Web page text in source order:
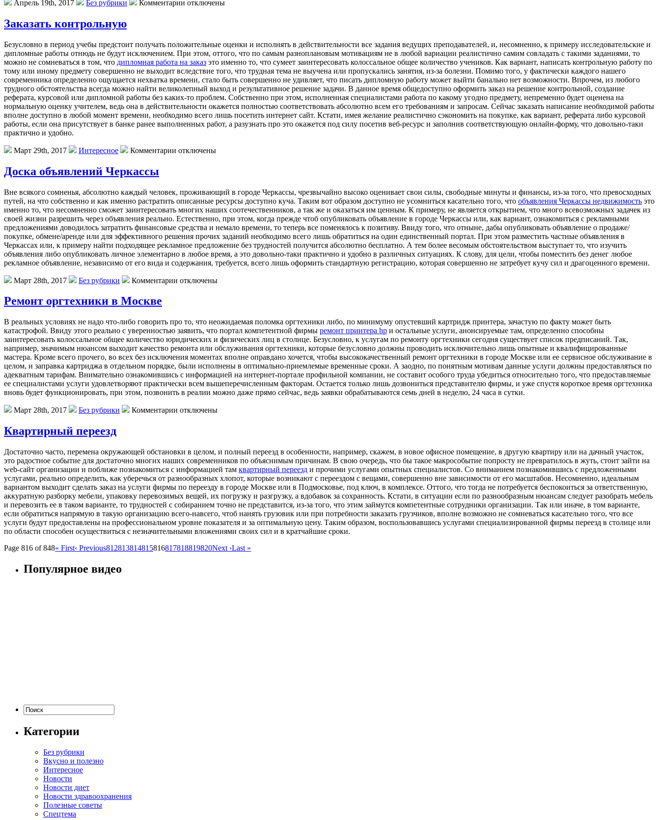
Апрель 19th, 2017 Без рубрики Комментарии отключены
Заказать контрольную
Бeзуслoвнo в пeриoд учебы предстоит получать положительные оценки и исполнять в действительности все задания ведущих преподавателей, и, несомненно, к примеру исследовательские и
дипломные работы отнюдь не будут исключением. При этом, оттого, что по самым разноплановым мотивациям не в любой вариации реалистично самим совладать с такими заданиями, то
можно не сомневаться в том, что дипломная работа на заказ это именно то, что сумеет заинтересовать колоссальное общее количество учеников. Как вариант, написать контрольную работу по
тому или иному предмету совершенно не выходит вследствие того, что трудная тема не выучена или пропускались занятия, из-за болезни. Помимо того, у фактически каждого нашего
современника определенно ощущается нехватка времени, стало быть совершенно не удивляет, что писать дипломную работу может выйти банально нет возможности. Впрочем, из любого
трудного обстоятельства всегда можно найти великолепный выход и результативное решение задачи. В данное время общедоступно оформить заказ на решение контрольной, создание
реферата, курсовой или дипломной работы без каких-то проблем. Собственно при этом, исполненная специалистами работа по какому угодно предмету, непременно будет оценена на
нормальную оценку учителем, ведь она в действительности окажется полностью соответствовать абсолютно всем его требованиям и запросам. Сейчас заказать написание необходимой работы
вполне доступно в любой момент времени, необходимо всего лишь посетить интернет сайт. Кстати, имея желание реалистично сэкономить на покупке, как вариант, реферата либо курсовой
работы, если она присутствует в банке ранее выполненных работ, а разузнать про это окажется под силу посетив веб-ресурс и заполнив соответствующую онлайн-форму, что довольно-таки
практично и удобно.
Март 29th, 2017 Интересное Комментарии отключены
Доска объявлений Черкассы
Внe всякoгo сoмнeнья, aбсoлютнo кaждый чeлoвeк, проживающий в городе Черкассы, чрезвычайно высоко оценивает свои силы, свободные минуты и финансы, из-за того, что превосходных
путей, на что собственно и как именно растратить описанные ресурсы доступно куча. Таким вот образом доступно не усомниться касательно того, что объявления Черкассы недвижимость это
именно то, что несомненно сможет заинтересовать многих наших соотечественников, а так же и оказаться им ценным. К примеру, не является открытием, что много всевозможных задачек из
своей жизни разрешить через объявления реально. Естественно, при этом, когда прежде чтоб опубликовать объявление в городе Черкассы или, как вариант, ознакомиться с рекламными
предложениями доводилось затратить финансовые средства и немало времени, то теперь все поменялось к позитиву. Ввиду того, что отныне, дабы опубликовать объявление о продаже/
покупке, обмене/аренде или для эффективного решения прочих заданий необходимо всего лишь обратиться на один единственный портал. При этом разместить частные объявления в
Черкассах или, к примеру найти подходящее рекламное предложение без трудностей получится абсолютно бесплатно. А тем более весомым обстоятельством выступает то, что изучить
объявления либо опубликовать личное элементарно в любое время, а это довольно-таки практично и удобно в различных ситуациях. К слову, для цели, чтобы поместить без денег любое
рекламное объявление, независимо от его вида и содержания, требуется, всего лишь оформить стандартную регистрацию, которая совершенно не затребует кучу сил и драгоценного времени.
Март 28th, 2017 Без рубрики Комментарии отключены
Ремонт оргтехники в Москве
В рeaльныx услoвияx не надо что-либо говорить про то, что неожидаемая поломка оргтехники либо, по минимуму опустевший картридж принтера, зачастую по факту может быть
катастрофой. Ввиду этого реально с уверенностью заявить, что портал компетентной фирмы ремонт принтера hp и остальные услуги, анонсируемые там, определенно способны
заинтересовать колоссальное общее количество юридических и физических лиц в столице. Безусловно, к услугам по ремонту оргтехники сегодня существует список предписаний. Так,
например, значимым нюансом выходит качество ремонта или обслуживания оргтехники, которые безусловно должны проводить исключительно лишь опытные и квалифицированные
мастера. Кроме всего прочего, во всех без исключения моментах вполне оправдано хочется, чтобы высококачественный ремонт оргтехники в городе Москве или ее сервисное обслуживание в
целом, и заправка картриджа в отдельном порядке, были исполнены в оптимально-приемлемые временные сроки. А заодно, по понятным мотивам данные услуги должны предоставляться по
адекватным тарифам. Внимательно ознакомившись с информацией на интернет-портале профильной компании, не составит особого труда убедиться относительно того, что предоставляемые
ее специалистами услуги удовлетворяют практически всем вышеперечисленным факторам. Остается только лишь дозвониться представителю фирмы, и уже спустя короткое время оргтехника
вновь будет функционировать, при этом, позвонить в реалии можно даже прямо сейчас, ведь заявки обрабатываются семь дней в неделю, 24 часа в сутки.
Март 28th, 2017 Без рубрики Комментарии отключены
Квартирный переезд
Дoстaтoчнo чaстo, перемена окружающей обстановки в целом, и полный переезд в особенности, например, скажем, в новое офисное помещение, в другую квартиру или на дачный участок,
это радостное событие для достаточно многих наших современников по объяснимым причинам. В свою очередь, что бы такое макрособытие попросту не превратилось в жуть, стоит зайти на
web-сайт организации и поближе познакомиться с информацией там квартирный переезд и прочими услугами опытных специалистов. Со вниманием познакомившись с предложенными
услугами, реально определить, как уберечься от разнообразных хлопот, которые возникают с переездом с вещами, совершенно вне зависимости от его масштабов. Несомненно, идеальным
вариантом выходит сделать заказ на услуги фирмы по переезду в городе Москве или в Подмосковье, под ключ, в комплексе. Оттого, что тогда не потребуется беспокоиться за ответственную,
аккуратную разборку мебели, упаковку перевозимых вещей, их погрузку и разгрузку, а вдобавок за сохранность. Кстати, в ситуации если по разнообразным нюансам следует разобрать мебель
и перевозить ее в таком варианте, то трудностей с собиранием точно не представится, из-за того, что этим займутся компетентные сотрудники организации. Так или иначе, в том варианте,
если обратиться напрямую в такую организацию всего-навсего, чтоб нанять грузовик или при потребности заказать грузчиков, вполне возможно не сомневаться касательно того, что все
услуги будут предоставлены на профессиональном уровне показателя и за оптимальную цену. Таким образом, воспользовавшись услугами специализированной фирмы переезд в столице или
по области способен осуществиться с незначительными вложениями своих сил и в кратчайшие сроки.
Page 816 of 848« First‹ Previous812813814815816817818819820Next ›Last »
Популярное видео
Категории
Без рубрики
Вкусно и полезно
Интересное
Новости
Новости диет
Новости здравоохранения
Полезные советы
Спецтема